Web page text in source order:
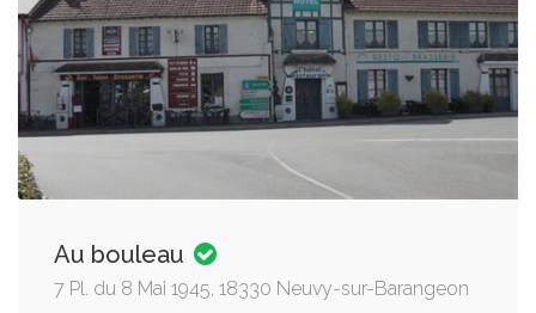
Au bouleau
7 Pl. du 8 Mai 1945, 18330 Neuvy-sur-Barangeon